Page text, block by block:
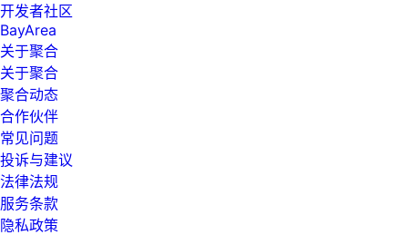
开发者社区
BayArea
关于聚合
关于聚合
聚合动态
合作伙伴
常见问题
投诉与建议
法律法规
服务条款
隐私政策